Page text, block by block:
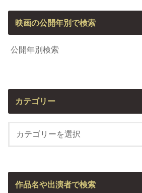
映画の公開年別で検索
公開年別検索
カテゴリー
作品名や出演者で検索